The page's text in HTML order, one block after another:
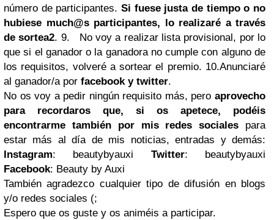
número de participantes. Si fuese justa de tiempo o no
hubiese much@s participantes, lo realizaré a través
de sortea2. 9.
No voy a realizar lista provisional, por lo
que si el ganador o la ganadora no cumple con alguno de
los requisitos, volveré a sortear el premio. 10.Anunciaré
al ganador/a por facebooky twitter.
No os voy a pedir ningún requisito más, pero aprovecho
para recordaros que, si os apetece, podéis
encontrarme también por mis redes sociales para
estar más al día de mis noticias, entradas y demás:
Instagram: beautybyauxi Twitter: beautybyauxi
Facebook: Beauty by Auxi
También agradezco cualquier tipo de difusión en blogs
y/o redes sociales (;
Espero que os guste y os animéis a participar.